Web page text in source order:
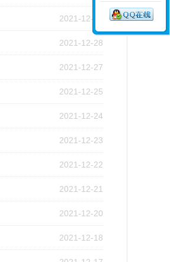
2021-12-29
2021-12-28
2021-12-27
2021-12-25
2021-12-24
2021-12-23
2021-12-22
2021-12-21
2021-12-20
2021-12-18